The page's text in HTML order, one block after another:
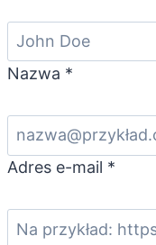
Nazwa *
Adres e-mail *